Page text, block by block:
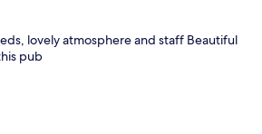
lovely atmosphere and staff Beautiful
pub